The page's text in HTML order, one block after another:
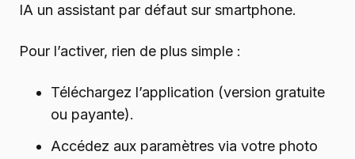
IA un assistant par défaut sur smartphone.
Pour l’activer, rien de plus simple :
Téléchargez l’application (version gratuite
ou payante).
Accédez aux paramètres via votre photo